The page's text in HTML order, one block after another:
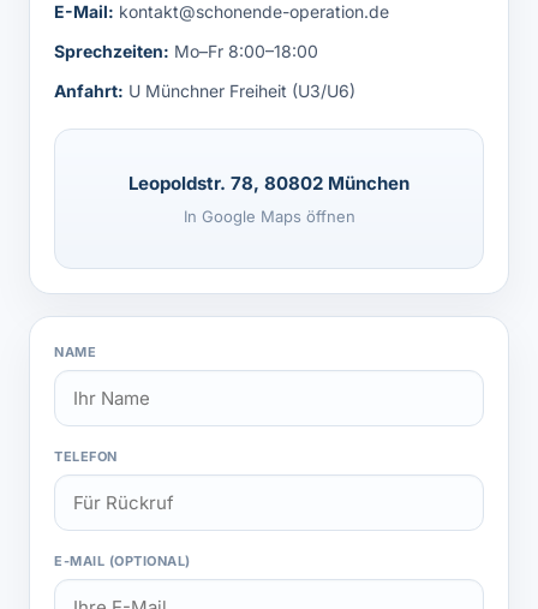
E-Mail: kontakt@schonende-operation.de
Sprechzeiten: Mo–Fr 8:00–18:00
Anfahrt: U Münchner Freiheit (U3/U6)
Leopoldstr. 78, 80802 München
In Google Maps öffnen
NAME
TELEFON
E-MAIL (OPTIONAL)